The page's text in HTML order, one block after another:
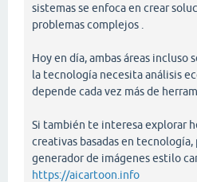
sistemas se enfoca en crear
problemas complejos .
Hoy en día, ambas áreas incluso
la tecnología necesita análisis
depende cada vez más de
Si también te interesa explorar
creativas basadas en tecnología,
generador de imágenes estilo
https://aicartoon.info